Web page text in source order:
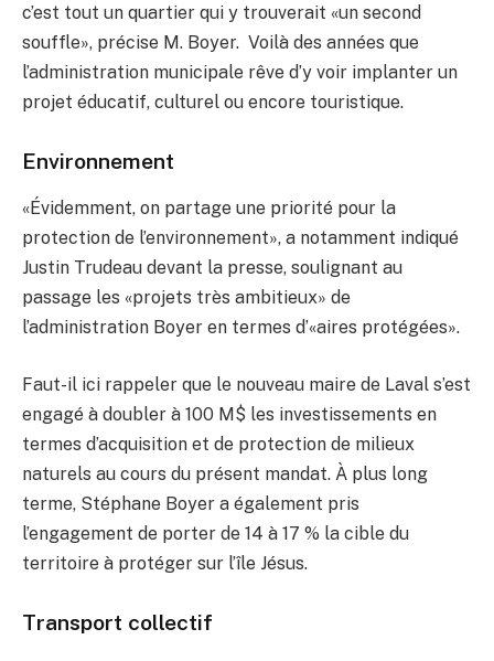
c’est tout un quartier qui y trouverait «un second
souffle», précise M. Boyer. Voilà des années que
l’administration municipale rêve d’y voir implanter un
projet éducatif, culturel ou encore touristique.
Environnement
«Évidemment, on partage une priorité pour la
protection de l’environnement», a notamment indiqué
Justin Trudeau devant la presse, soulignant au
passage les «projets très ambitieux» de
l’administration Boyer en termes d’«aires protégées».
Faut-il ici rappeler que le nouveau maire de Laval s’est
engagé à doubler à 100 M$ les investissements en
termes d’acquisition et de protection de milieux
naturels au cours du présent mandat. À plus long
terme, Stéphane Boyer a également pris
l’engagement de porter de 14 à 17 % la cible du
territoire à protéger sur l’île Jésus.
Transport collectif